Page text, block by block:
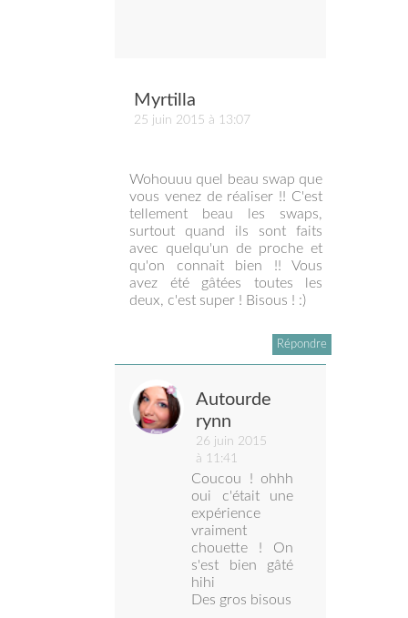
Myrtilla
25 juin 2015 à 13:07
Wohouuu quel beau swap que
vous venez de réaliser !! C'est
tellement beau les swaps,
surtout quand ils sont faits
avec quelqu'un de proche et
qu'on connait bien !! Vous
avez été gâtées toutes les
deux, c'est super ! Bisous ! :)
Répondre
Autourde
rynn
26 juin 2015
à 11:41
Coucou ! ohhh
oui c'était une
expérience
vraiment
chouette ! On
s'est bien gâté
hihi
Des gros bisous